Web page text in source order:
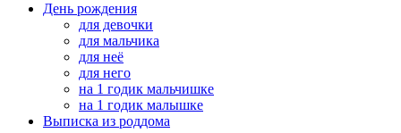
День рождения
для девочки
для мальчика
для неё
для него
на 1 годик мальчишке
на 1 годик малышке
Выписка из роддома